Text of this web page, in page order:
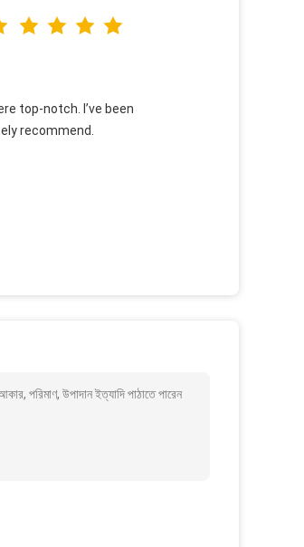
top-notch. I’ve been
recommend.
পরিমাণ, উপাদান ইত্যাদি পাঠাতে পারেন